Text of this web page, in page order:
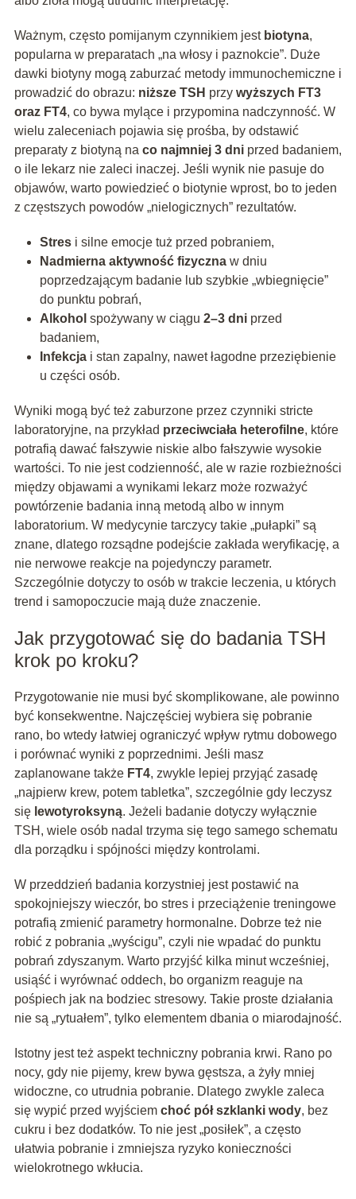
Ważnym, często pomijanym czynnikiem jest biotyna,
popularna w preparatach „na włosy i paznokcie”. Duże
dawki biotyny mogą zaburzać metody immunochemiczne i
prowadzić do obrazu: niższe TSH przy wyższych FT3
oraz FT4, co bywa mylące i przypomina nadczynność. W
wielu zaleceniach pojawia się prośba, by odstawić
preparaty z biotyną na co najmniej 3 dniprzed badaniem,
o ile lekarz nie zaleci inaczej. Jeśli wynik nie pasuje do
objawów, warto powiedzieć o biotynie wprost, bo to jeden
z częstszych powodów „nielogicznych” rezultatów.
Stresi silne emocje tuż przed pobraniem,
Nadmierna aktywność fizycznaw dniu
poprzedzającym badanie lub szybkie „wbiegnięcie”
do punktu pobrań,
Alkohol spożywany w ciągu 2–3 dniprzed
badaniem,
Infekcjai stan zapalny, nawet łagodne przeziębienie
u części osób.
Wyniki mogą być też zaburzone przez czynniki stricte
laboratoryjne, na przykład przeciwciała heterofilne, które
potrafią dawać fałszywie niskie albo fałszywie wysokie
wartości. To nie jest codzienność, ale w razie rozbieżności
między objawami a wynikami lekarz może rozważyć
powtórzenie badania inną metodą albo w innym
laboratorium. W medycynie tarczycy takie „pułapki” są
znane, dlatego rozsądne podejście zakłada weryfikację, a
nie nerwowe reakcje na pojedynczy parametr.
Szczególnie dotyczy to osób w trakcie leczenia, u których
trend i samopoczucie mają duże znaczenie.
Jak przygotować się do badania TSH
krok po kroku?
Przygotowanie nie musi być skomplikowane, ale powinno
być konsekwentne. Najczęściej wybiera się pobranie
rano, bo wtedy łatwiej ograniczyć wpływ rytmu dobowego
i porównać wyniki z poprzednimi. Jeśli masz
zaplanowane także FT4, zwykle lepiej przyjąć zasadę
„najpierw krew, potem tabletka”, szczególnie gdy leczysz
się lewotyroksyną. Jeżeli badanie dotyczy wyłącznie
TSH, wiele osób nadal trzyma się tego samego schematu
dla porządku i spójności między kontrolami.
W przeddzień badania korzystniej jest postawić na
spokojniejszy wieczór, bo stres i przeciążenie treningowe
potrafią zmienić parametry hormonalne. Dobrze też nie
robić z pobrania „wyścigu”, czyli nie wpadać do punktu
pobrań zdyszanym. Warto przyjść kilka minut wcześniej,
usiąść i wyrównać oddech, bo organizm reaguje na
pośpiech jak na bodziec stresowy. Takie proste działania
nie są „rytuałem”, tylko elementem dbania o miarodajność.
Istotny jest też aspekt techniczny pobrania krwi. Rano po
nocy, gdy nie pijemy, krew bywa gęstsza, a żyły mniej
widoczne, co utrudnia pobranie. Dlatego zwykle zaleca
się wypić przed wyjściem choć pół szklanki wody, bez
cukru i bez dodatków. To nie jest „posiłek”, a często
ułatwia pobranie i zmniejsza ryzyko konieczności
wielokrotnego wkłucia.